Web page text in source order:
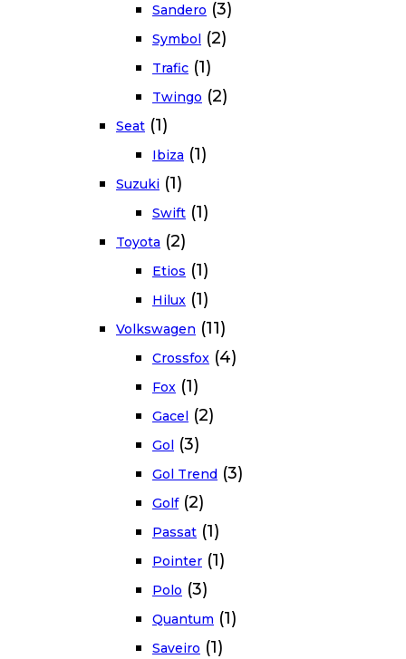
Sandero (3)
Symbol (2)
Trafic (1)
Twingo (2)
Seat (1)
Ibiza (1)
Suzuki (1)
Swift (1)
Toyota (2)
Etios (1)
Hilux (1)
Volkswagen (11)
Crossfox (4)
Fox (1)
Gacel (2)
Gol (3)
Gol Trend (3)
Golf (2)
Passat (1)
Pointer (1)
Polo (3)
Quantum (1)
Saveiro (1)